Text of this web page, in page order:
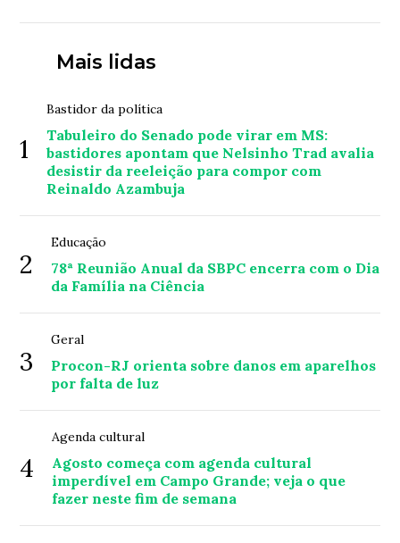
Mais lidas
1
Bastidor da política
Tabuleiro do Senado pode virar em MS:
bastidores apontam que Nelsinho Trad avalia
desistir da reeleição para compor com
Reinaldo Azambuja
2
Educação
78ª Reunião Anual da SBPC encerra com o Dia
da Família na Ciência
3
Geral
Procon-RJ orienta sobre danos em aparelhos
por falta de luz
4
Agenda cultural
Agosto começa com agenda cultural
imperdível em Campo Grande; veja o que
fazer neste fim de semana